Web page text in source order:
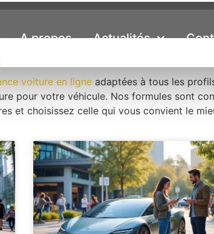
A propos Actualités
voiture en ligne adaptées à tous les
pour votre véhicule. Nos formules sont
et choisissez celle qui vous convient le